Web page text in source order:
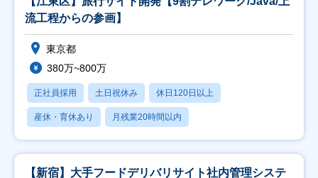
流工程からの参画】
東京都
380万~800万
正社員採用 土日祝休み 休日120日以上
産休・育休あり 月残業20時間以内
【新宿】大手フードデリバリサイト社内管理システ